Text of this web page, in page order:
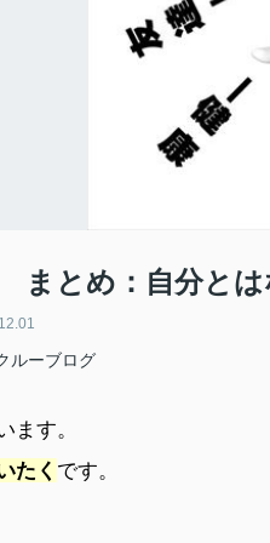
まとめ：自分と
ルーブログ
ます。
たく です。